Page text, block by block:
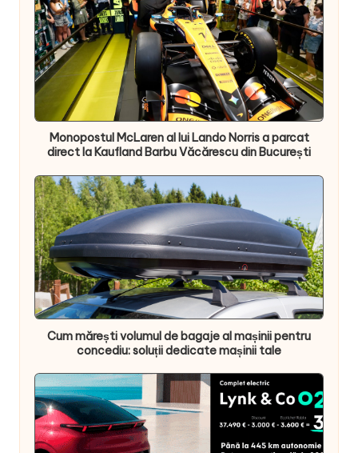
Monopostul McLaren al lui Lando Norris a parcat
direct la Kaufland Barbu Văcărescu din București
Cum mărești volumul de bagaje al mașinii pentru
concediu: soluții dedicate mașinii tale